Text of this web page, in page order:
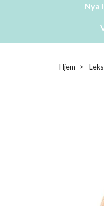
Nya
Hjem